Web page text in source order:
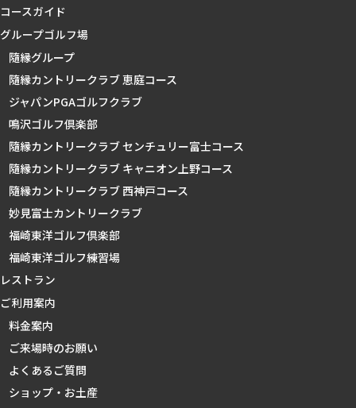
コースガイド
グループゴルフ場
隨縁グループ
隨縁カントリークラブ 恵庭コース
ジャパンPGAゴルフクラブ
鳴沢ゴルフ倶楽部
隨縁カントリークラブ センチュリー富士コース
隨縁カントリークラブ キャニオン上野コース
隨縁カントリークラブ 西神戸コース
妙見富士カントリークラブ
福崎東洋ゴルフ倶楽部
福崎東洋ゴルフ練習場
レストラン
ご利用案内
料金案内
ご来場時のお願い
よくあるご質問
ショップ・お土産